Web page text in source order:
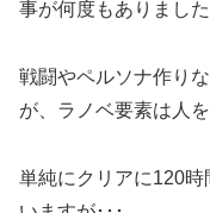
事が何度もありました
戦闘やペルソナ作り
が、ラノベ要素は人
単純にクリアに120